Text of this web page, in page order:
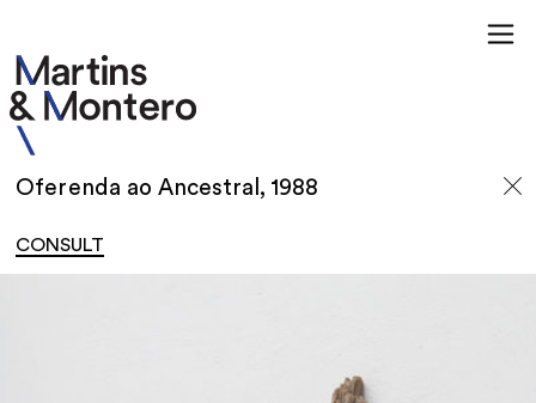
Oferenda ao Ancestral, 1988
CONSULT